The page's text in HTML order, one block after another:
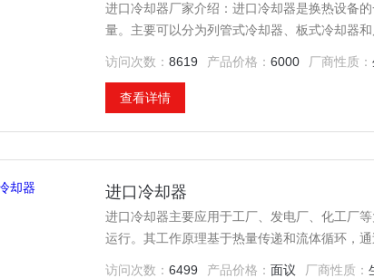
进口冷却器厂家介绍：进口冷却器是换热设备
量。主要可以分为列管式冷却器、板式冷却器
访问次数： 8619 产品价格： 6000 厂商性质：
查看详情
进口冷却器
进口冷却器主要应用于工厂、发电厂、化工厂
运行。其工作原理基于热量传递和流体循环，
访问次数： 6499 产品价格： 面议 厂商性质：